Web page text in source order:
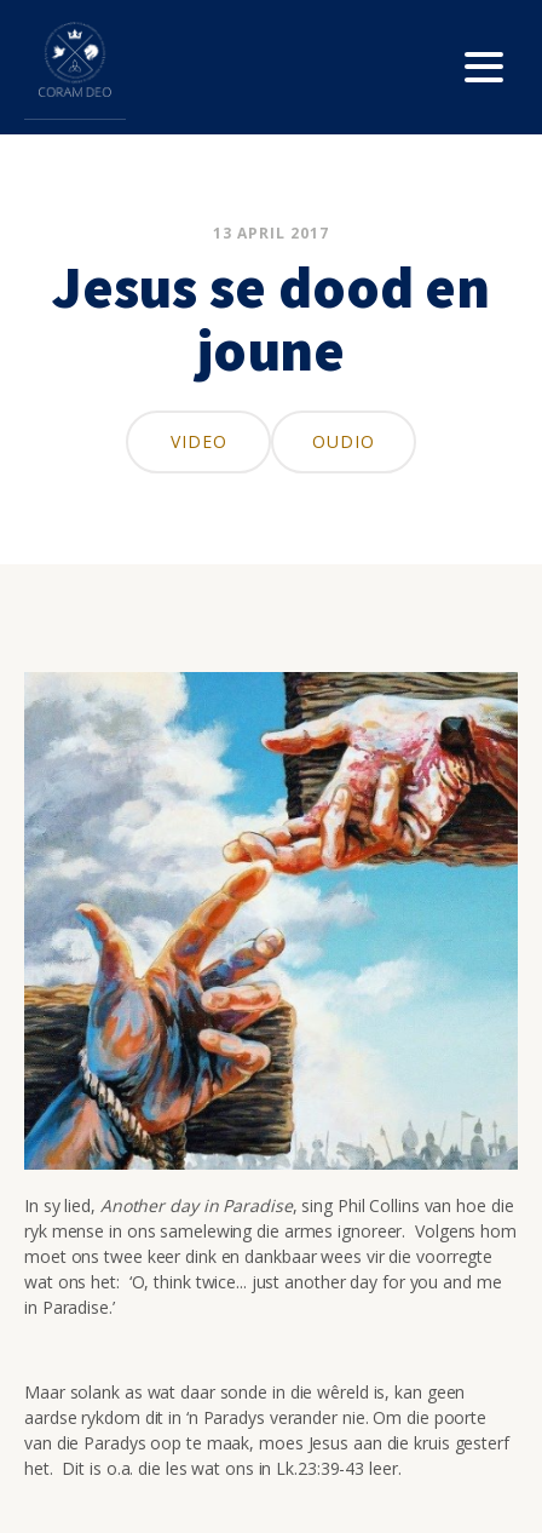
13 APRIL 2017
Jesus se dood en
joune
VIDEO OUDIO
In sy lied, Another day in Paradise, sing Phil Collins van hoe die
ryk mense in ons samelewing die armes ignoreer. Volgens hom
moet ons twee keer dink en dankbaar wees vir die voorregte
wat ons het: ‘O, think twice... just another day for you and me
in Paradise.’
Maar solank as wat daar sonde in die wêreld is, kan geen
aardse rykdom dit in ‘n Paradys verander nie. Om die poorte
van die Paradys oop te maak, moes Jesus aan die kruis gesterf
het. Dit is o.a. die les wat ons in Lk.23:39-43 leer.